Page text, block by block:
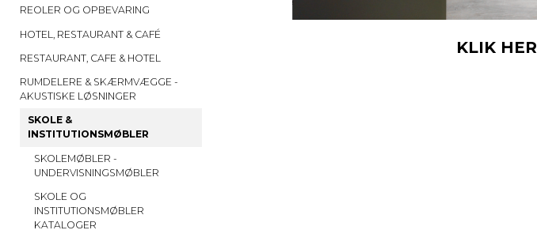
REOLER OG OPBEVARING
HOTEL, RESTAURANT & CAFÉ
RESTAURANT, CAFE & HOTEL
RUMDELERE & SKÆRMVÆGGE -
AKUSTISKE LØSNINGER
SKOLE &
INSTITUTIONSMØBLER
SKOLEMØBLER -
UNDERVISNINGSMØBLER
SKOLE OG
INSTITUTIONSMØBLER
KATALOGER
KLIK HER